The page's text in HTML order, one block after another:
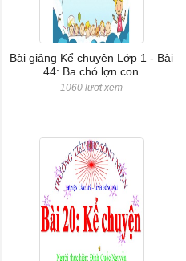
Bài giảng Kể chuyện Lớp 1 - Bài
44: Ba chó lợn con
1060 lượt xem